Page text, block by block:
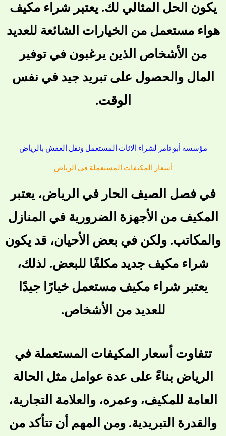
يكون الحل المثالي لك. يعتبر شراء مكيف
هواء مستعمل من الخيارات الشائعة للعديد
من الأشخاص الذين يرغبون في توفير
المال والحصول على تبريد جيد في نفس
الوقت.
مؤسسة أبو تامر لشراء الاثاث المستعمل ونقل العفش بالرياض
أسعار المكيفات المستعملة في الرياض
في فصل الصيف الحار في الرياض، يعتبر
المكيف من الأجهزة الضرورية في المنازل
والمكاتب. ولكن في بعض الأحيان، قد يكون
شراء مكيف جديد مكلفًا للبعض. لذلك،
يعتبر شراء مكيف مستعمل خيارًا جيدًا
للعديد من الأشخاص.
تتفاوت أسعار المكيفات المستعملة في
الرياض بناءً على عدة عوامل مثل الحالة
العامة للمكيف، وعمره، والعلامة التجارية،
والقدرة التبريدية. ومن المهم أن تتأكد من